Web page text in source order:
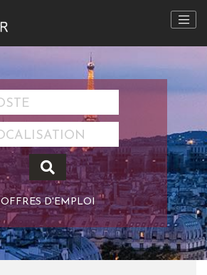
OFFRES D'EMPLOI